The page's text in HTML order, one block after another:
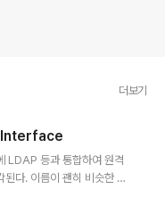
더보기
LDAP 등과 통합하여 원격
된다. 이름이 괜히 비슷한 J